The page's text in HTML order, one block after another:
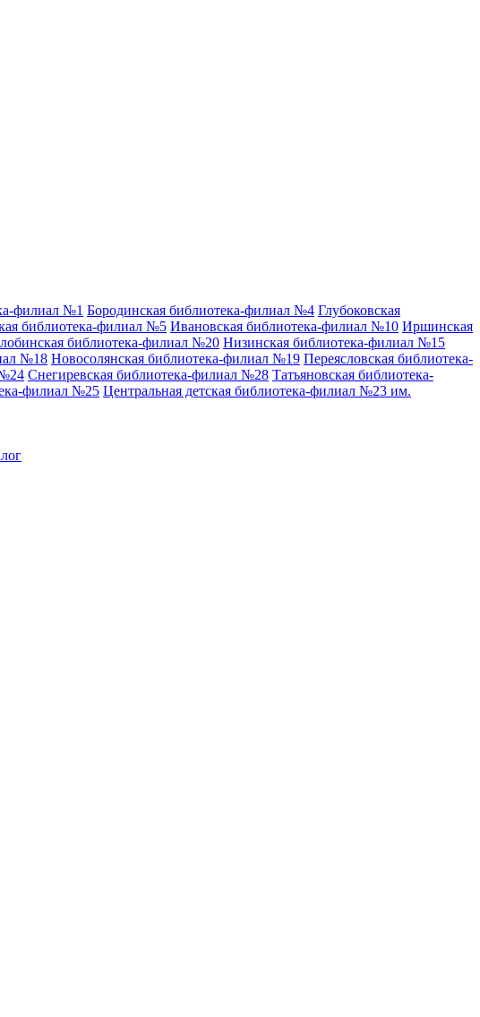
филиал №1 Бородинская библиотека-филиал №4 Глубоковская
библиотека-филиал №5 Ивановская библиотека-филиал №10 Иршинская
библиотека-филиал №20 Низинская библиотека-филиал №15
№18 Новосолянская библиотека-филиал №19 Переясловская библиотека-
Снегиревская библиотека-филиал №28 Татьяновская библиотека-
филиал №25 Центральная детская библиотека-филиал №23 им.